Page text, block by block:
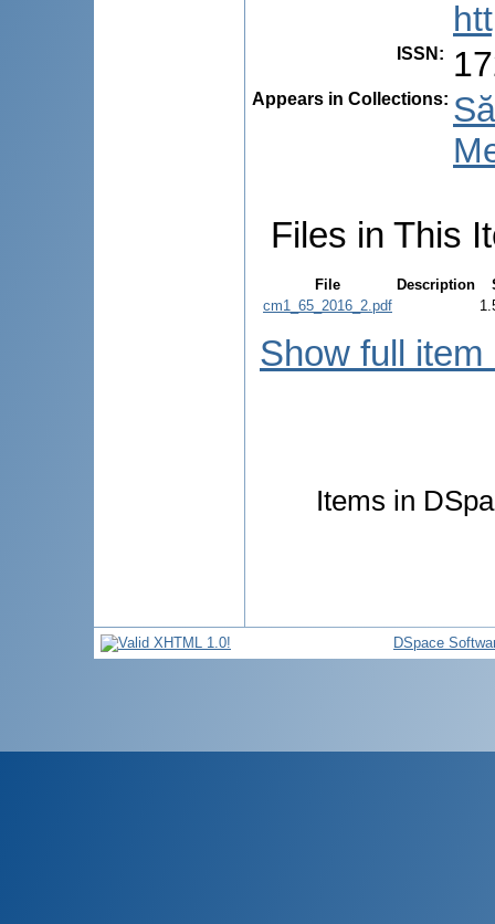
ISSN :
Appears in Collections:
Files in This
File Description
cm1_65_2016_2.pdf
Show full item
Items in
DSpace